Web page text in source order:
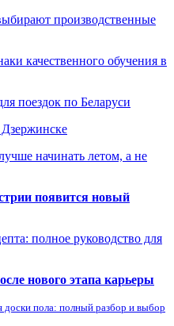
производственные
качественного обучения в
поездок по Беларуси
Дзержинске
начинать летом, а не
появится новый
полное руководство для
нового этапа карьеры
пола: полный разбор и выбор